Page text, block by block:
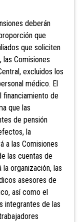
deberán
que
que soliciten
las Comisiones
excluidos los
médico. El
financiamiento de
que las
de pensión
la
a las Comisiones
las cuentas de
organización, las
asesores de
así como el
integrantes de las